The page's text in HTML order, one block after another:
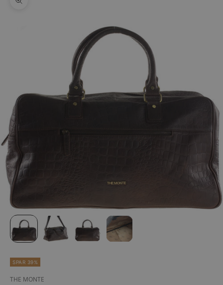
Zoom
SPAR 39%
THE MONTE